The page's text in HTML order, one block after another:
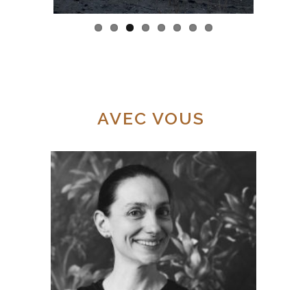
AVEC VOUS
Danseuse de formation, Jeanne partage
avec ses élèves ce lien retrouvé entre
corps et esprit, où l’équilibre est au
centre de cette méthode de